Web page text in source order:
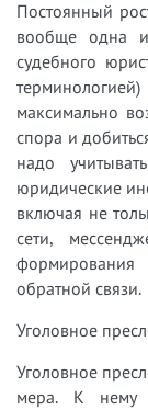
Постоянный
вообще одна
судебного
максимально
спора и
надо
юридические
включая не
сети,
обратной связи.
Уголовное
Уголовное
мера. К нему